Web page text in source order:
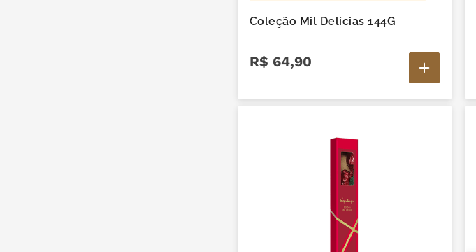
Coleção Mil Delícias 144G
R$ 64,90